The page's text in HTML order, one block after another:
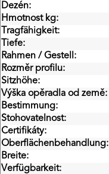
Dezén:
Hmotnost kg:
Tragfähigkeit:
Tiefe:
Rahmen / Gestell:
Rozměr profilu:
Sitzhöhe:
Výška opěradla od země:
Bestimmung:
Stohovatelnost:
Certifikáty:
Oberflächenbehandlung:
Breite:
Verfügbarkeit: